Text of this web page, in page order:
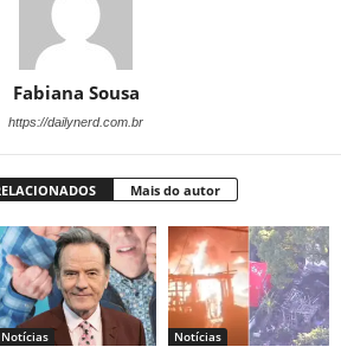
Fabiana Sousa
https://dailynerd.com.br
Mais do autor
Notícias Notícias